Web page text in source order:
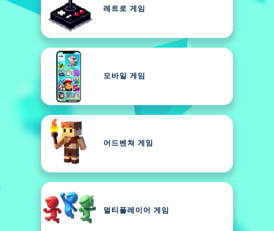
레트로 게임
모바일 게임
어드벤쳐 게임
멀티플레이어 게임